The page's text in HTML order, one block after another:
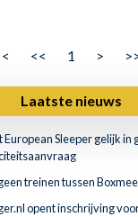
< << 1 >
Laatste nieuws
Sleeper gelijk in
treinen tussen
opent inschrijving